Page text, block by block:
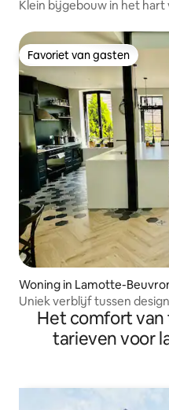
Klein bijgebouw in het hart
Favoriet van gasten
Favoriet van gasten
Woning in Lamotte-
Uniek verblijf tussen
Het comfort
tarieven voor